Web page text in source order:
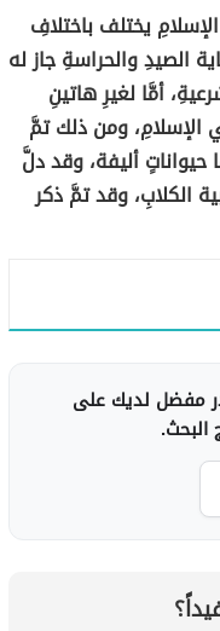
يختلف باختلافِ
الصيدِ والحراسةِ جاز له
أمَّا لغيرِ هاتينِ
الإسلامِ، ومن ذلك تمَّ
حيواناتٍ أليفة، وقد دلَّ
الكلابِ، وقد تمَّ ذكر
مفضل لديك على
البحث.